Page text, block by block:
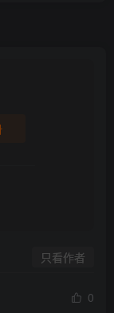
只看作者
0